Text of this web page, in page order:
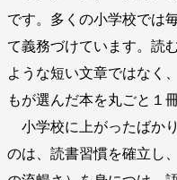
です。多くの小学校では
て義務づけています。読
ような短い文章ではなく
もが選んだ本を丸ごと１
小学校に上がったばか
のは、読書習慣を確立し